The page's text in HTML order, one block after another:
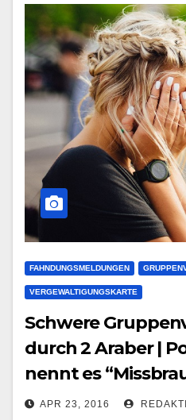
FAHNDUNGSMELDUNGEN
VERGEWALTIGUNGSKARTE
Schwere
durch 2 Araber |
nennt es
APR 23, 2016